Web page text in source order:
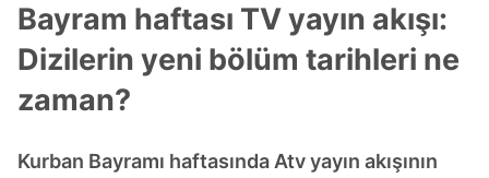
Bayram haftası TV yayın akışı:
Dizilerin yeni bölüm tarihleri ne
zaman?
Kurban Bayramı haftasında Atv yayın akışının